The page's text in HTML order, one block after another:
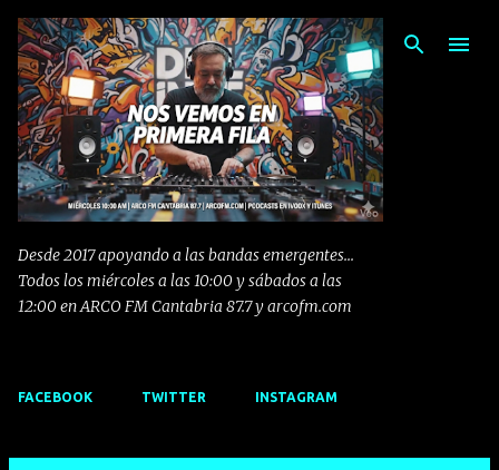
Ir al contenido principal
Desde 2017 apoyando a las bandas emergentes...
Todos los miércoles a las 10:00 y sábados a las
12:00 en ARCO FM Cantabria 87.7 y arcofm.com
FACEBOOK TWITTER INSTAGRAM